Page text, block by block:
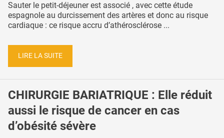
Sauter le petit-déjeuner est associé , avec cette étude
espagnole au durcissement des artères et donc au risque
cardiaque : ce risque accru d’athérosclérose ...
LIRE LA SUITE
CHIRURGIE BARIATRIQUE : Elle réduit
aussi le risque de cancer en cas
d’obésité sévère